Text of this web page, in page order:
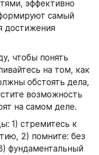
эффективно
самый
достижения
чтобы понять
на том, как
обстоять дела,
возможность
на самом деле.
1) стремитесь к
2) помните: без
фундаментальный